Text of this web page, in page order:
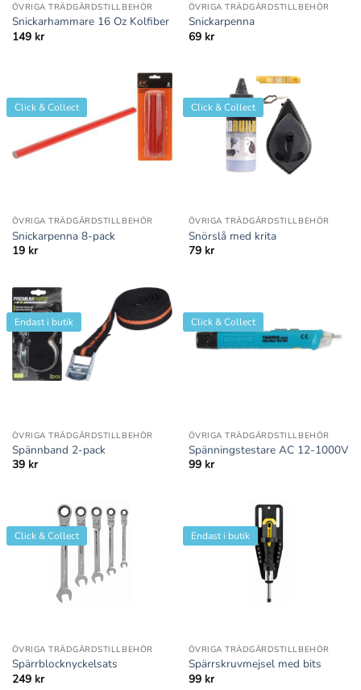
ÖVRIGA TRÄDGÅRDSTILLBEHÖR
Snickarhammare 16 Oz Kolfiber
149 kr
ÖVRIGA TRÄDGÅRDSTILLBEHÖR
Snickarpenna
69 kr
Click & Collect
ÖVRIGA TRÄDGÅRDSTILLBEHÖR
Snickarpenna 8-pack
19 kr
Click & Collect
ÖVRIGA TRÄDGÅRDSTILLBEHÖR
Snörslå med krita
79 kr
Endast i butik
ÖVRIGA TRÄDGÅRDSTILLBEHÖR
Spännband 2-pack
39 kr
Click & Collect
ÖVRIGA TRÄDGÅRDSTILLBEHÖR
Spänningstestare AC 12-1000V
99 kr
Click & Collect
ÖVRIGA TRÄDGÅRDSTILLBEHÖR
Spärrblocknyckelsats
249 kr
Endast i butik
ÖVRIGA TRÄDGÅRDSTILLBEHÖR
Spärrskruvmejsel med bits
99 kr